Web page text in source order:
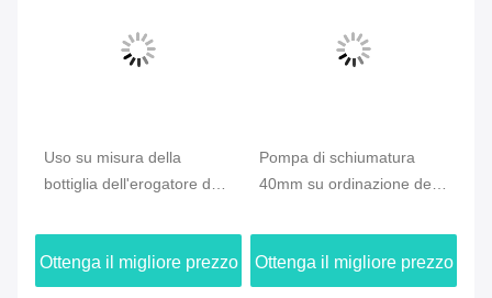
Uso su misura della
bottiglia dell'erogatore del
pompa della schiuma di
40mm
Ottenga il migliore prezzo
Pompa di schiumatura
40mm su ordinazione del
dell'erogatore del sapone
della provetta del fronte
Ottenga il migliore prezzo